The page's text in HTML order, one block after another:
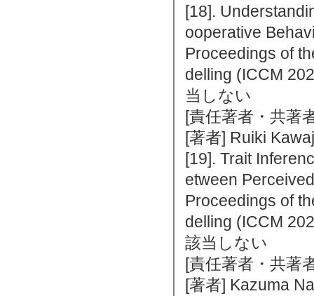
[18].
ooperative
Proceedings of
delling (ICCM
当しない
[責任著者・共著
[著者] Ruiki
[19]. Trait
etween
Proceedings of
delling (ICCM
該当しない
[責任著者・共著
[著者] Kazuma